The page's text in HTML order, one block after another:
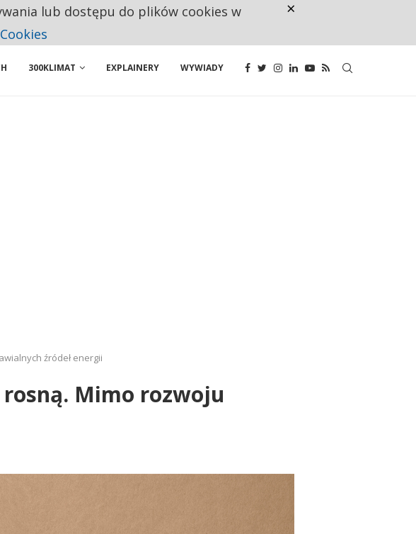
300KLIMAT EXPLAINERY WYWIADY
źródeł energii
Mimo rozwoju
lub dostępu do plików cookies w
×